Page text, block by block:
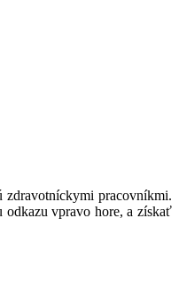
zdravotníckymi pracovníkmi.
odkazu vpravo hore, a získať